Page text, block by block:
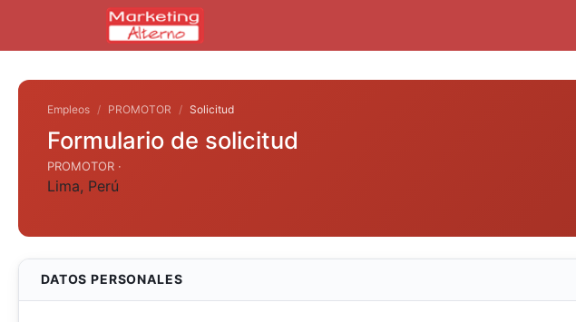
Empleos PROMOTOR Solicitud
Formulario de solicitud
PROMOTOR ·
Lima, Perú
DATOS PERSONALES